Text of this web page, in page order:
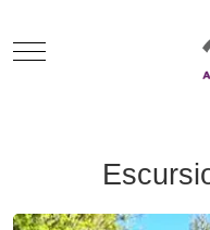
Mobile Menu Toggle